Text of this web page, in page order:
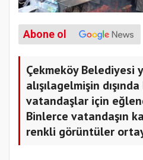
Abone ol
Çekmeköy Belediyesi
alışılagelmişin
vatandaşlar için
Binlerce vatandaşın
renkli görüntüler